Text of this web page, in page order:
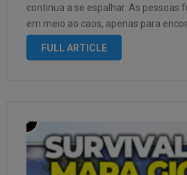
continua a se espalhar. As pessoas
em meio ao caos, apenas para
transformadas em um deserto pós-
FULL ARTICLE